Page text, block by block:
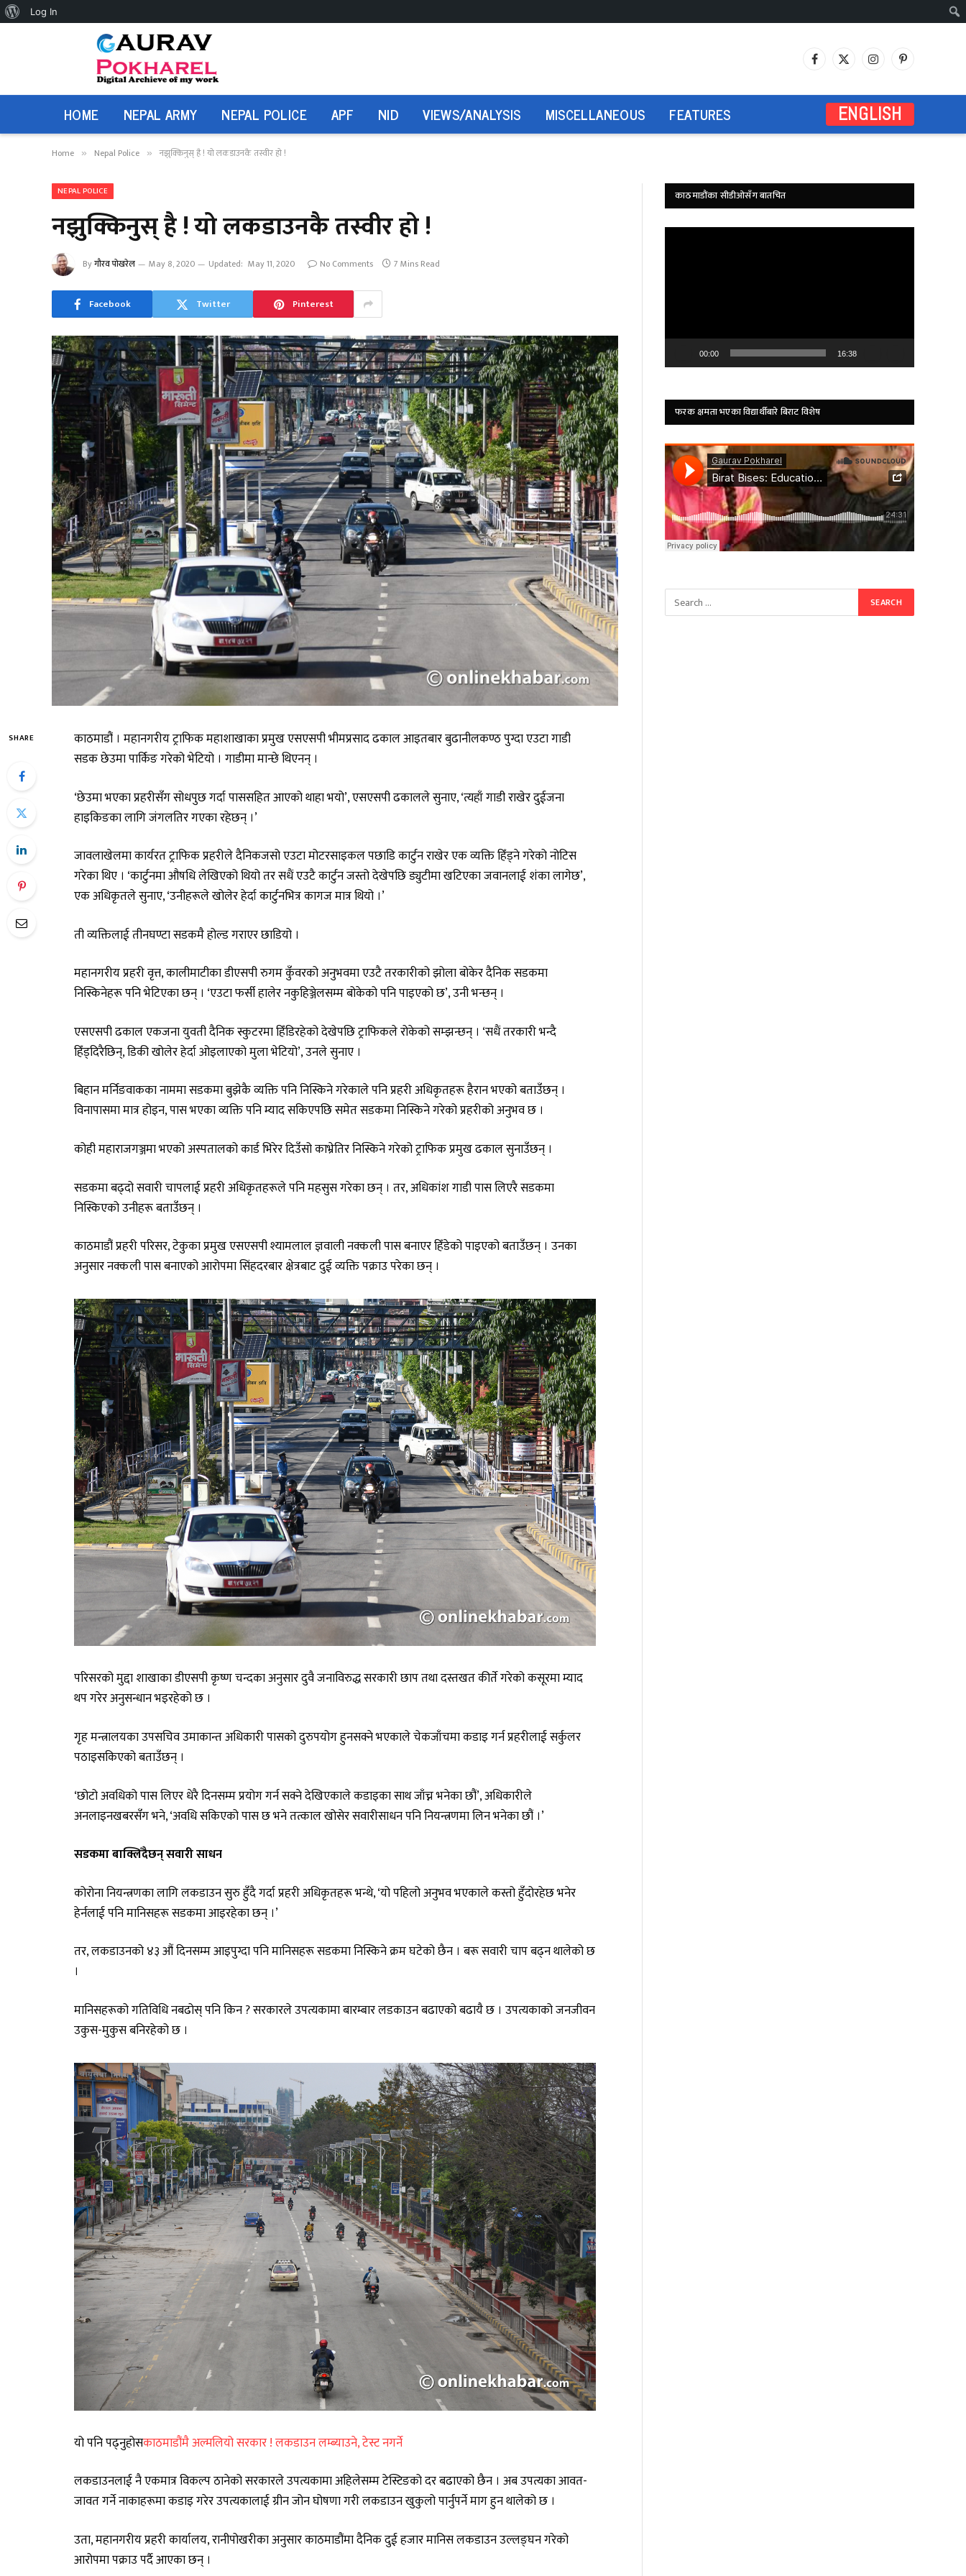
About
Log In
Facebook
X
InstagramPinterest
HOME NEPAL ARMY NEPAL POLICE APF NID VIEWS/ANALYSIS MISCELLANEOUS FEATURES ENGLISH
Home » Nepal Police » नझुक्किनुस् है ! यो लकडाउनकै तस्वीर हो !
NEPAL POLICE
नझुक्किनुस् है ! यो लकडाउनकै तस्वीर हो !
Byगौरव पोखरेल May 8, 2020 Updated: May 11, 2020 No Comments 7 Mins Read
Facebook Twitter Pinterest
SHARE
काठमाडौं । महानगरीय ट्राफिक महाशाखाका प्रमुख एसएसपी भीमप्रसाद ढकाल आइतबार बुढानीलकण्ठ पुग्दा एउटा गाडी
सडक छेउमा पार्किङ गरेको भेटियो । गाडीमा मान्छे थिएनन् ।
‘छेउमा भएका प्रहरीसँग सोधपुछ गर्दा पाससहित आएको थाहा भयो’, एसएसपी ढकालले सुनाए, ‘त्यहाँ गाडी राखेर दुईजना
हाइकिङका लागि जंगलतिर गएका रहेछन् ।’
जावलाखेलमा कार्यरत ट्राफिक प्रहरीले दैनिकजसो एउटा मोटरसाइकल पछाडि कार्टुन राखेर एक व्यक्ति हिँड्ने गरेको नोटिस
गरेका थिए । ‘कार्टुनमा औषधि लेखिएको थियो तर सधैं एउटै कार्टुन जस्तो देखेपछि ड्युटीमा खटिएका जवानलाई शंका लागेछ’,
एक अधिकृतले सुनाए, ‘उनीहरूले खोलेर हेर्दा कार्टुनभित्र कागज मात्र थियो ।’
ती व्यक्तिलाई तीनघण्टा सडकमै होल्ड गराएर छाडियो ।
महानगरीय प्रहरी वृत्त, कालीमाटीका डीएसपी रुगम कुँवरको अनुभवमा एउटै तरकारीको झोला बोकेर दैनिक सडकमा
निस्किनेहरू पनि भेटिएका छन् । ‘एउटा फर्सी हालेर नकुहिञ्जेलसम्म बोकेको पनि पाइएको छ’, उनी भन्छन् ।
एसएसपी ढकाल एकजना युवती दैनिक स्कुटरमा हिँडिरहेको देखेपछि ट्राफिकले रोकेको सम्झन्छन् । ‘सधैं तरकारी भन्दै
हिँड्दिरैछिन्, डिकी खोलेर हेर्दा ओइलाएको मुला भेटियो’, उनले सुनाए ।
बिहान मर्निङवाकका नाममा सडकमा बुझेकै व्यक्ति पनि निस्किने गरेकाले पनि प्रहरी अधिकृतहरू हैरान भएको बताउँछन् ।
विनापासमा मात्र होइन, पास भएका व्यक्ति पनि म्याद सकिएपछि समेत सडकमा निस्किने गरेको प्रहरीको अनुभव छ ।
कोही महाराजगञ्जमा भएको अस्पतालको कार्ड भिरेर दिउँसो काभ्रेतिर निस्किने गरेको ट्राफिक प्रमुख ढकाल सुनाउँछन् ।
सडकमा बढ्दो सवारी चापलाई प्रहरी अधिकृतहरूले पनि महसुस गरेका छन् । तर, अधिकांश गाडी पास लिएरै सडकमा
निस्किएको उनीहरू बताउँछन् ।
काठमाडौं प्रहरी परिसर, टेकुका प्रमुख एसएसपी श्यामलाल ज्ञवाली नक्कली पास बनाएर हिँडेको पाइएको बताउँछन् । उनका
अनुसार नक्कली पास बनाएको आरोपमा सिंहदरबार क्षेत्रबाट दुई व्यक्ति पक्राउ परेका छन् ।
परिसरको मुद्दा शाखाका डीएसपी कृष्ण चन्दका अनुसार दुवै जनाविरुद्ध सरकारी छाप तथा दस्तखत कीर्ते गरेको कसूरमा म्याद
थप गरेर अनुसन्धान भइरहेको छ ।
गृह मन्त्रालयका उपसचिव उमाकान्त अधिकारी पासको दुरुपयोग हुनसक्ने भएकाले चेकजाँचमा कडाइ गर्न प्रहरीलाई सर्कुलर
पठाइसकिएको बताउँछन् ।
‘छोटो अवधिको पास लिएर धेरै दिनसम्म प्रयोग गर्न सक्ने देखिएकाले कडाइका साथ जाँच्न भनेका छौं’, अधिकारीले
अनलाइनखबरसँग भने, ‘अवधि सकिएको पास छ भने तत्काल खोसेर सवारीसाधन पनि नियन्त्रणमा लिन भनेका छौं ।’
सडकमा बाक्लिँदैछन् सवारी साधन
कोरोना नियन्त्रणका लागि लकडाउन सुरु हुँदै गर्दा प्रहरी अधिकृतहरू भन्थे, ‘यो पहिलो अनुभव भएकाले कस्तो हुँदोरहेछ भनेर
हेर्नलाई पनि मानिसहरू सडकमा आइरहेका छन् ।’
तर, लकडाउनको ४३ औं दिनसम्म आइपुग्दा पनि मानिसहरू सडकमा निस्किने क्रम घटेको छैन । बरू सवारी चाप बढ्न थालेको छ
।
मानिसहरूको गतिविधि नबढोस् पनि किन ? सरकारले उपत्यकामा बारम्बार लडकाउन बढाएको बढायै छ । उपत्यकाको जनजीवन
उकुस-मुकुस बनिरहेको छ ।
यो पनि पढ्नुहोसकाठमाडौंमै अल्मलियो सरकार ! लकडाउन लम्ब्याउने, टेस्ट नगर्ने
लकडाउनलाई नै एकमात्र विकल्प ठानेको सरकारले उपत्यकामा अहिलेसम्म टेस्टिङको दर बढाएको छैन । अब उपत्यका आवत-
जावत गर्ने नाकाहरूमा कडाइ गरेर उपत्यकालाई ग्रीन जोन घोषणा गरी लकडाउन खुकुलो पार्नुपर्ने माग हुन थालेको छ ।
उता, महानगरीय प्रहरी कार्यालय, रानीपोखरीका अनुसार काठमाडौंमा दैनिक दुई हजार मानिस लकडाउन उल्लङ्घन गरेको
आरोपमा पक्राउ पर्दै आएका छन् ।
काठमाडौंका सीडीओसँग बातचित
00:00 16:38
फरक क्षमता भएका विद्यार्थीबारे बिराट विशेष